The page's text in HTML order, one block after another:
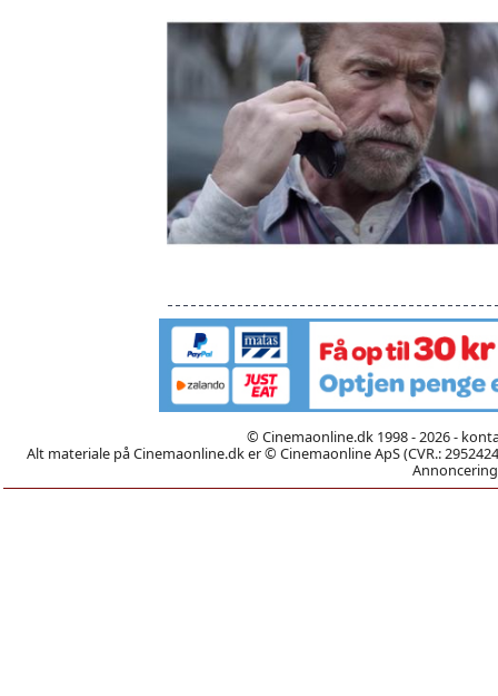
© Cinemaonline.dk 1998 - 2026 -
Alt materiale på Cinemaonline.dk er © Cinemaonline ApS (CVR.: